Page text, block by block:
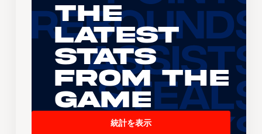
The
Latest
Stats
From the
Game
統計を表示